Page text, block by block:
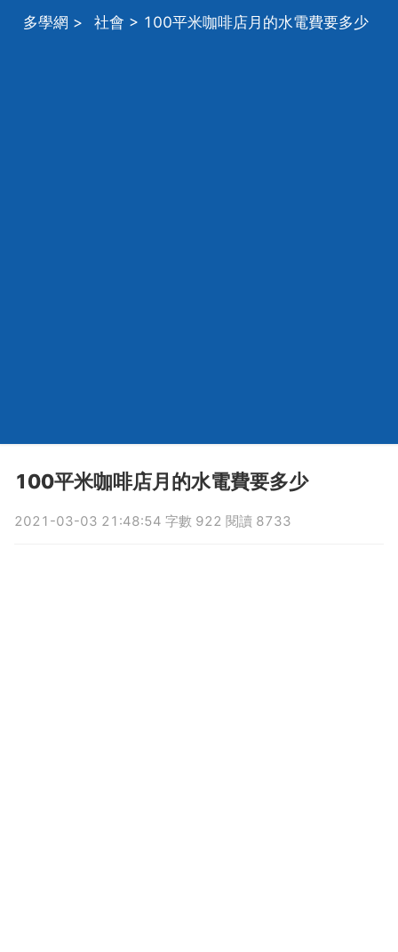
多學網 > 社會 > 100平米咖啡店月的水電費要多少
100平米咖啡店月的水電費要多少
2021-03-03 21:48:54 字數 922 閱讀 8733